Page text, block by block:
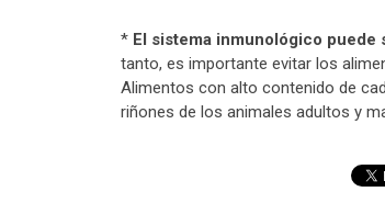
* El sistema inmunológico
tanto, es importante evitar los
Alimentos con alto contenido de
riñones de los animales adultos y